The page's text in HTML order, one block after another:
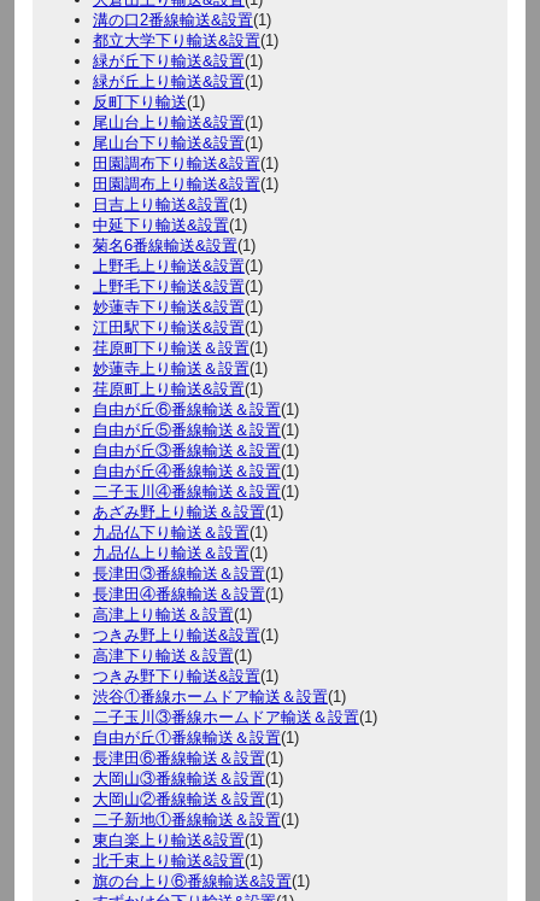
溝の口2番線輸送&設置(1)
都立大学下り輸送&設置(1)
緑が丘下り輸送&設置(1)
緑が丘上り輸送&設置(1)
反町下り輸送(1)
尾山台上り輸送&設置(1)
尾山台下り輸送&設置(1)
田園調布下り輸送&設置(1)
田園調布上り輸送&設置(1)
日吉上り輸送&設置(1)
中延下り輸送&設置(1)
菊名6番線輸送&設置(1)
上野毛上り輸送&設置(1)
上野毛下り輸送&設置(1)
妙蓮寺下り輸送&設置(1)
江田駅下り輸送&設置(1)
荏原町下り輸送＆設置(1)
妙蓮寺上り輸送＆設置(1)
荏原町上り輸送&設置(1)
自由が丘⑥番線輸送＆設置(1)
自由が丘⑤番線輸送＆設置(1)
自由が丘③番線輸送＆設置(1)
自由が丘④番線輸送＆設置(1)
二子玉川④番線輸送＆設置(1)
あざみ野上り輸送＆設置(1)
九品仏下り輸送＆設置(1)
九品仏上り輸送＆設置(1)
長津田③番線輸送＆設置(1)
長津田④番線輸送＆設置(1)
高津上り輸送＆設置(1)
つきみ野上り輸送&設置(1)
高津下り輸送＆設置(1)
つきみ野下り輸送&設置(1)
渋谷①番線ホームドア輸送＆設置(1)
二子玉川③番線ホームドア輸送＆設置(1)
自由が丘①番線輸送＆設置(1)
長津田⑥番線輸送＆設置(1)
大岡山③番線輸送＆設置(1)
大岡山②番線輸送＆設置(1)
二子新地①番線輸送＆設置(1)
東白楽上り輸送&設置(1)
北千束上り輸送&設置(1)
旗の台上り⑥番線輸送&設置(1)